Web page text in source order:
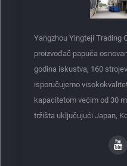
Yangzhou Yingteji Trading
proizvođač papuča
godina iskustva, 160
isporučujemo
kapacitetom većim od 30
tržišta uključujući Japan,